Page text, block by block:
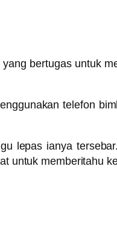
bertugas untuk
telefon
lepas ianya
untuk memberitahu